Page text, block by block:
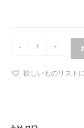
- +
欲しいものリスト